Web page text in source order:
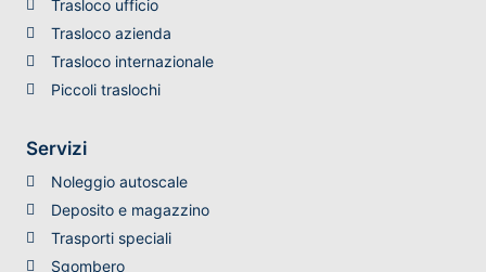
Trasloco ufficio
Trasloco azienda
Trasloco internazionale
Piccoli traslochi
Servizi
Noleggio autoscale
Deposito e magazzino
Trasporti speciali
Sgombero